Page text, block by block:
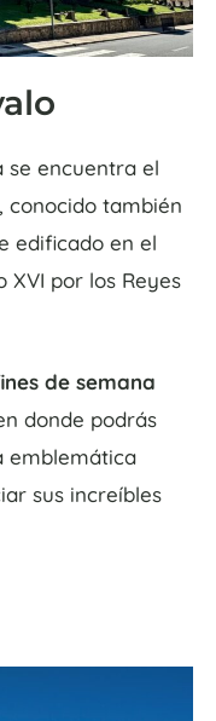
se encuentra el
, conocido también
edificado en el
por los Reyes
de semana
donde podrás
emblemática
sus increíbles